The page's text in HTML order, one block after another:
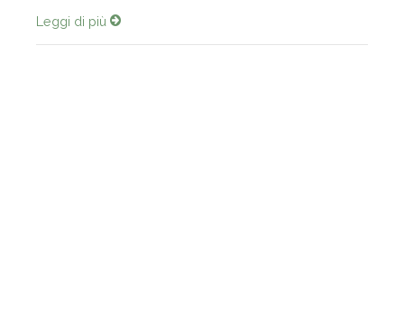
Leggi di più